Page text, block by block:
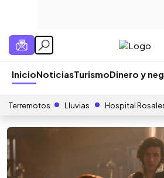
InicioNoticiasTurismoDinero y
Terremotos Lluvias Hospital